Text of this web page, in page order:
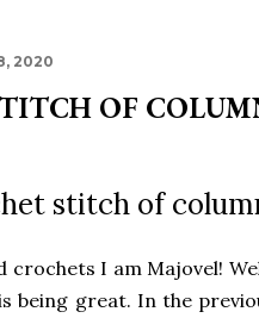
2020
OF
stitch of
crochets I am Majovel!
being great. In the